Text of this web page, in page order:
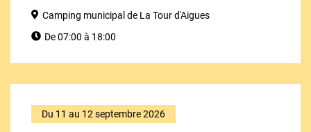
Camping municipal de La Tour d'Aigues
De 07:00 à 18:00
Du 11 au 12 septembre 2026